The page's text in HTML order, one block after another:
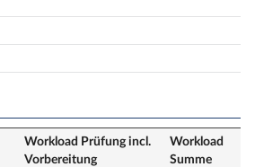
Workload Prüfung incl.
Vorbereitung
Workload
Summe